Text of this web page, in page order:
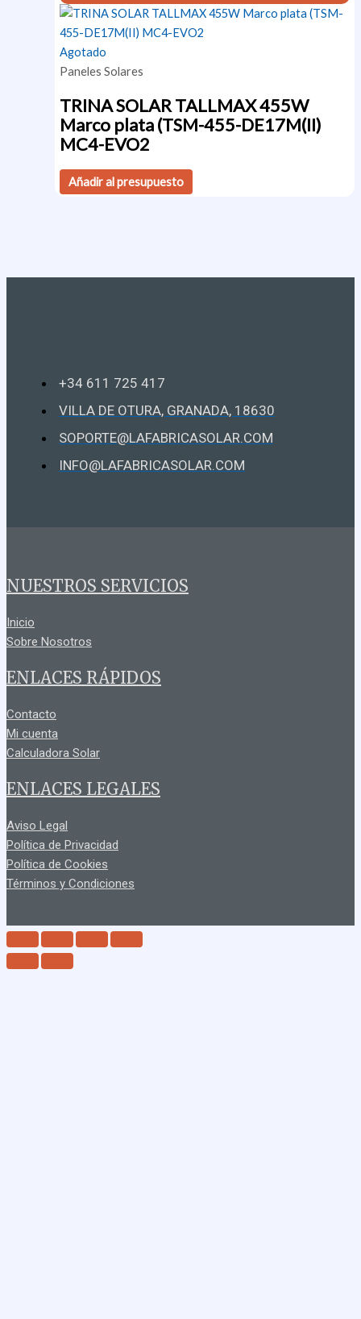
Agotado
Paneles Solares
TRINA SOLAR TALLMAX 455W
Marco plata (TSM-455-DE17M(II)
MC4-EVO2
Añadir al presupuesto
+34 611 725 417
VILLA DE OTURA, GRANADA, 18630
SOPORTE@LAFABRICASOLAR.COM
INFO@LAFABRICASOLAR.COM
NUESTROS SERVICIOS
Inicio
Sobre Nosotros
ENLACES RÁPIDOS
Contacto
Mi cuenta
Calculadora Solar
ENLACES LEGALES
Aviso Legal
Política de Privacidad
Política de Cookies
Términos y Condiciones